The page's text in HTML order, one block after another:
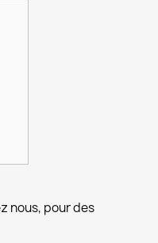
nous, pour des